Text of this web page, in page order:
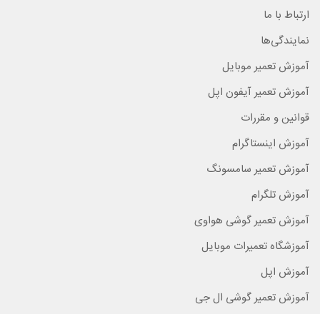
ارتباط با ما
نمایندگی‌ها
آموزش تعمیر موبایل
آموزش تعمیر آیفون اپل
قوانین و مقررات
آموزش اینستاگرام
آموزش تعمیر سامسونگ
آموزش تلگرام
آموزش تعمیر گوشی هواوی
آموزشگاه تعمیرات موبایل
آموزش اپل
آموزش تعمیر گوشی ال جی